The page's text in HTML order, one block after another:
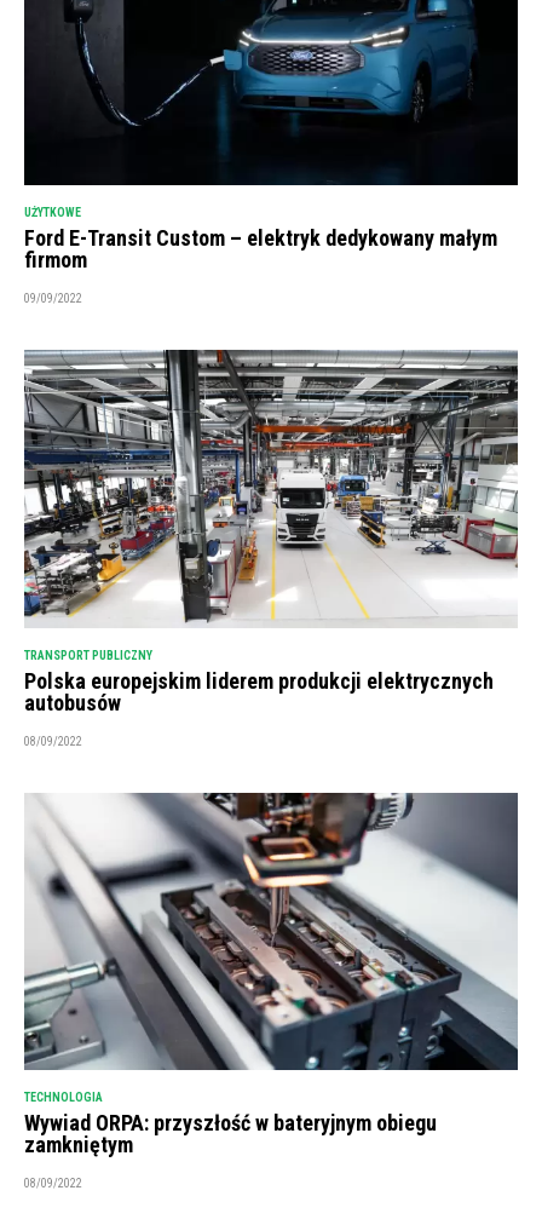
UŻYTKOWE
Ford E-Transit Custom – elektryk dedykowany małym
firmom
09/09/2022
TRANSPORT PUBLICZNY
Polska europejskim liderem produkcji elektrycznych
autobusów
08/09/2022
TECHNOLOGIA
Wywiad ORPA: przyszłość w bateryjnym obiegu
zamkniętym
08/09/2022